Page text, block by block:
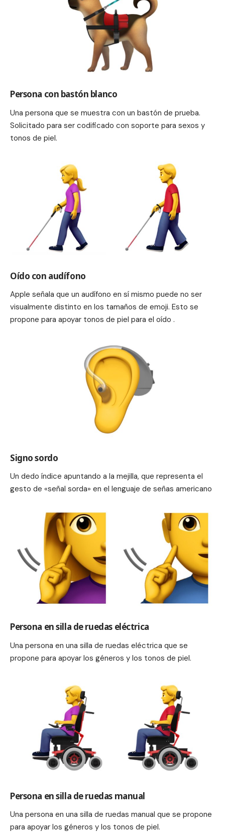
Persona con bastón blanco
Una persona que se muestra con un bastón de prueba.
Solicitado para ser codificado con soporte para sexos y
tonos de piel.
Oído con audífono
Apple señala que un audífono en sí mismo puede no ser
visualmente distinto en los tamaños de emoji. Esto se
propone para apoyar tonos de piel para el oído .
Signo sordo
Un dedo índice apuntando a la mejilla, que representa el
gesto de «señal sorda» en el lenguaje de señas americano
Persona en silla de ruedas eléctrica
Una persona en una silla de ruedas eléctrica que se
propone para apoyar los géneros y los tonos de piel.
Persona en silla de ruedas manual
Una persona en una silla de ruedas manual que se propone
para apoyar los géneros y los tonos de piel.